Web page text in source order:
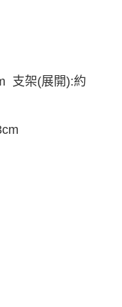
支架(展開):約